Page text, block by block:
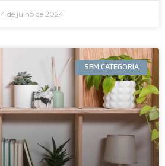
4 de julho de 2024
SEM CATEGORIA